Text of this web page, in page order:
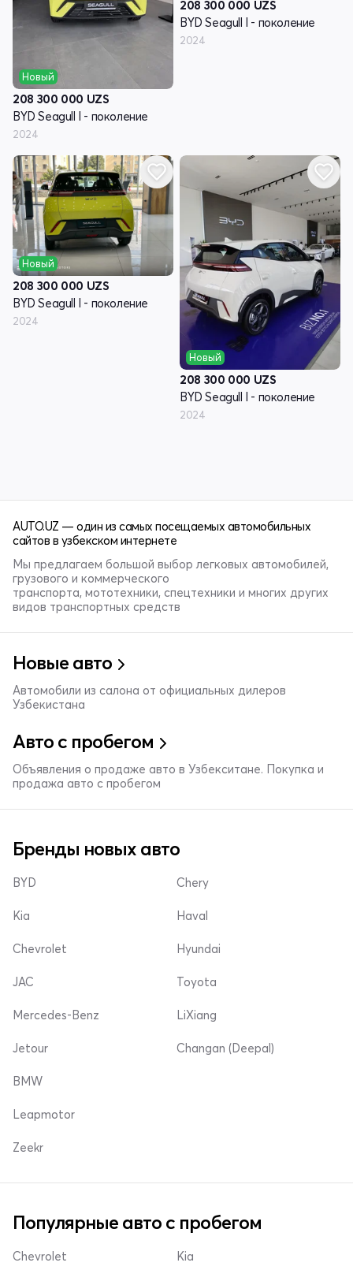
Новый
208 300 000 UZS
BYD Seagull I - поколение
2024
208 300 000 UZS
BYD Seagull I - поколение
2024
Новый
208 300 000 UZS
BYD Seagull I - поколение
2024
Новый
208 300 000 UZS
BYD Seagull I - поколение
2024
AUTO.UZ — один из самых посещаемых автомобильных
сайтов в узбекском интернете
Мы предлагаем большой выбор легковых автомобилей,
грузового и коммерческого
транспорта, мототехники, спецтехники и многих других
видов транспортных средств
Новые авто
Автомобили из салона от официальных дилеров
Узбекистана
Авто с пробегом
Объявления о продаже авто в Узбекситане. Покупка и
продажа авто с пробегом
Бренды новых авто
BYD
Kia
Chevrolet
Chery
Haval
Hyundai
JAC
Mercedes-Benz
Jetour
Toyota
LiXiang
Changan (Deepal)
BMW
Leapmotor
Zeekr
Популярные авто с пробегом
Chevrolet Kia